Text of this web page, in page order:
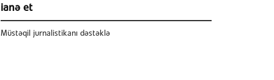
ianə et
Müstəqil jurnalistikanı dəstəklə